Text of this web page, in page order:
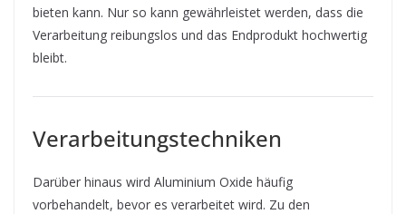
bieten kann. Nur so kann gewährleistet werden, dass die
Verarbeitung reibungslos und das Endprodukt hochwertig
bleibt.
Verarbeitungstechniken
Darüber hinaus wird Aluminium Oxide häufig
vorbehandelt, bevor es verarbeitet wird. Zu den